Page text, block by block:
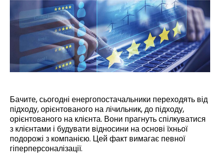
Бачите, сьогодні енергопостачальники переходять від
підходу, орієнтованого на лічильник, до підходу,
орієнтованого на клієнта. Вони прагнуть спілкуватися
з клієнтами і будувати відносини на основі їхньої
подорожі з компанією. Цей факт вимагає певної
гіперперсоналізації.